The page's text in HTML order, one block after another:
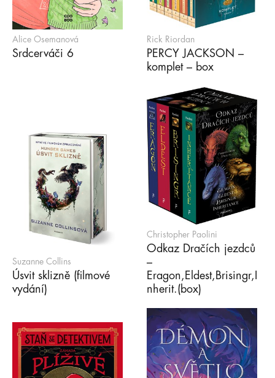
Alice Osemanová
Srdcerváči 6
Rick Riordan
PERCY JACKSON –
komplet – box
Suzanne Collins
Úsvit sklizně (filmové
vydání)
Christopher Paolini
Odkaz Dračích jezdců
–
Eragon,Eldest,Brisingr,I
nherit.(box)